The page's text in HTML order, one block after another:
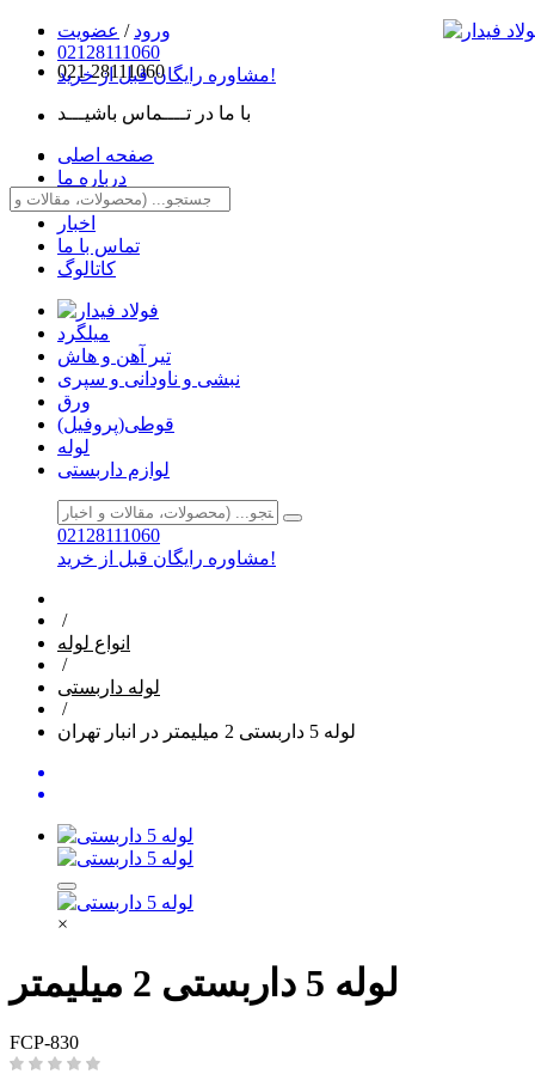
02128111060
مشاوره رایگان قبل از خرید!
ورود / عضویت
021 28111060
با ما در تــــماس باشیـــد
صفحه اصلی
درباره ما
مقالات
اخبار
تماس با ما
کاتالوگ
میلگرد
تیر آهن و هاش
نبشی و ناودانی و سپری
ورق
قوطی(پروفیل)
لوله
لوازم داربستی
02128111060
مشاوره رایگان قبل از خرید!
/
انواع لوله
/
لوله داربستی
/
لوله 5 داربستی 2 میلیمتر در انبار تهران
×
لوله 5 داربستی 2 میلیمتر
FCP-830